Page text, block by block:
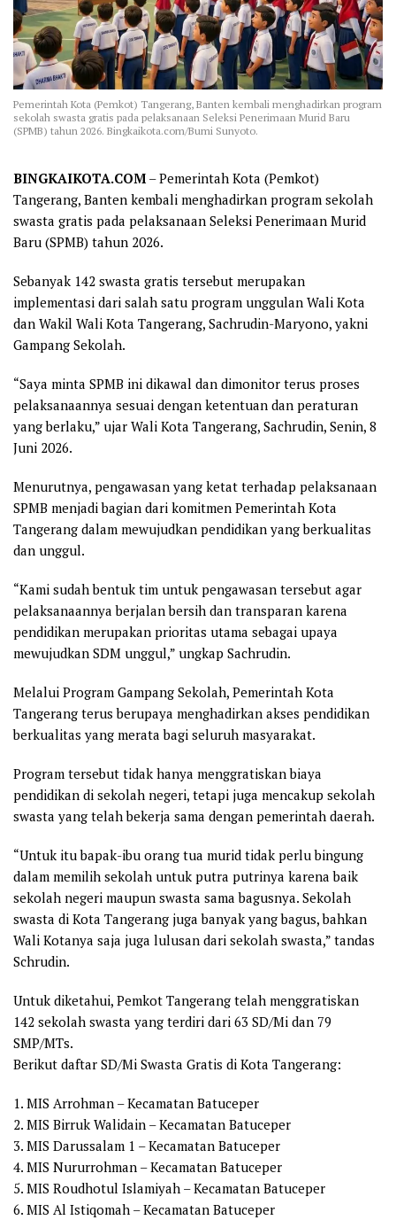
Pemerintah Kota (Pemkot) Tangerang, Banten kembali menghadirkan program
sekolah swasta gratis pada pelaksanaan Seleksi Penerimaan Murid Baru
(SPMB) tahun 2026. Bingkaikota.com/Bumi Sunyoto.
BINGKAIKOTA.COM – Pemerintah Kota (Pemkot)
Tangerang, Banten kembali menghadirkan program sekolah
swasta gratis pada pelaksanaan Seleksi Penerimaan Murid
Baru (SPMB) tahun 2026.
Sebanyak 142 swasta gratis tersebut merupakan
implementasi dari salah satu program unggulan Wali Kota
dan Wakil Wali Kota Tangerang, Sachrudin-Maryono, yakni
Gampang Sekolah.
“Saya minta SPMB ini dikawal dan dimonitor terus proses
pelaksanaannya sesuai dengan ketentuan dan peraturan
yang berlaku,” ujar Wali Kota Tangerang, Sachrudin, Senin, 8
Juni 2026.
Menurutnya, pengawasan yang ketat terhadap pelaksanaan
SPMB menjadi bagian dari komitmen Pemerintah Kota
Tangerang dalam mewujudkan pendidikan yang berkualitas
dan unggul.
“Kami sudah bentuk tim untuk pengawasan tersebut agar
pelaksanaannya berjalan bersih dan transparan karena
pendidikan merupakan prioritas utama sebagai upaya
mewujudkan SDM unggul,” ungkap Sachrudin.
Melalui Program Gampang Sekolah, Pemerintah Kota
Tangerang terus berupaya menghadirkan akses pendidikan
berkualitas yang merata bagi seluruh masyarakat.
Program tersebut tidak hanya menggratiskan biaya
pendidikan di sekolah negeri, tetapi juga mencakup sekolah
swasta yang telah bekerja sama dengan pemerintah daerah.
“Untuk itu bapak-ibu orang tua murid tidak perlu bingung
dalam memilih sekolah untuk putra putrinya karena baik
sekolah negeri maupun swasta sama bagusnya. Sekolah
swasta di Kota Tangerang juga banyak yang bagus, bahkan
Wali Kotanya saja juga lulusan dari sekolah swasta,” tandas
Schrudin.
Untuk diketahui, Pemkot Tangerang telah menggratiskan
142 sekolah swasta yang terdiri dari 63 SD/Mi dan 79
SMP/MTs.
Berikut daftar SD/Mi Swasta Gratis di Kota Tangerang:
1. MIS Arrohman – Kecamatan Batuceper
2. MIS Birruk Walidain – Kecamatan Batuceper
3. MIS Darussalam 1 – Kecamatan Batuceper
4. MIS Nururrohman – Kecamatan Batuceper
5. MIS Roudhotul Islamiyah – Kecamatan Batuceper
6. MIS Al Istiqomah – Kecamatan Batuceper